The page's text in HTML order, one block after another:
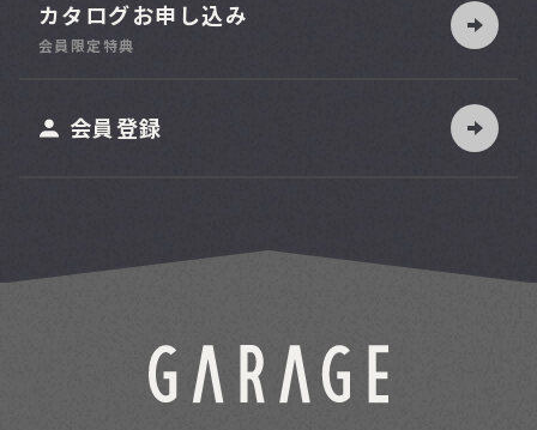
カタログお申し込み
会員限定特典
会員登録